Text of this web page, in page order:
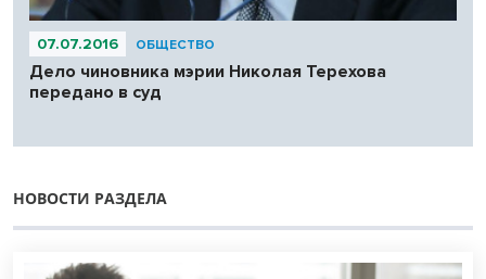
07.07.2016 ОБЩЕСТВО
Дело чиновника мэрии Николая Терехова
передано в суд
НОВОСТИ РАЗДЕЛА